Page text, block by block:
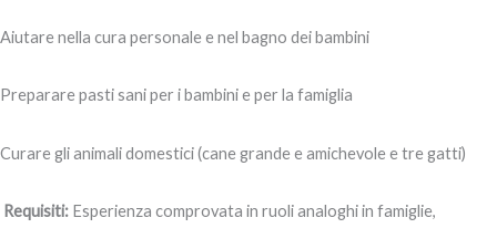
Aiutare nella cura personale e nel bagno dei bambini
Preparare pasti sani per i bambini e per la famiglia
Curare gli animali domestici (cane grande e amichevole e tre gatti)
Requisiti: Esperienza comprovata in ruoli analoghi in famiglie,